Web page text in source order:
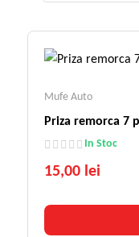
Mufe Auto
Priza remorca 7
In Stoc
15,00 lei